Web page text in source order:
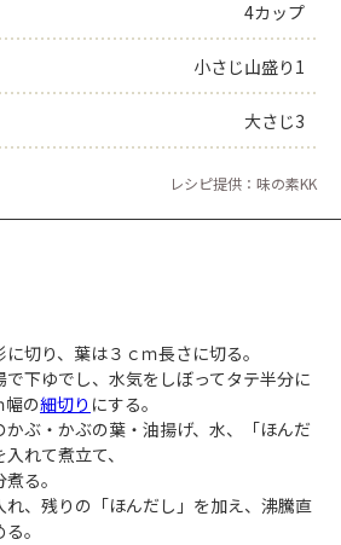
4カップ
小さじ山盛り1
大さじ3
レシピ提供：味の素KK
切り、葉は３ｃｍ長さに切る。
で下ゆでし、水気をしぼってタテ半分に
幅の細切り にする。
かぶ・かぶの葉・油揚げ、水、「ほんだ
れて煮立て、
る。
れ、残りの「ほんだし」を加え、沸騰直
。